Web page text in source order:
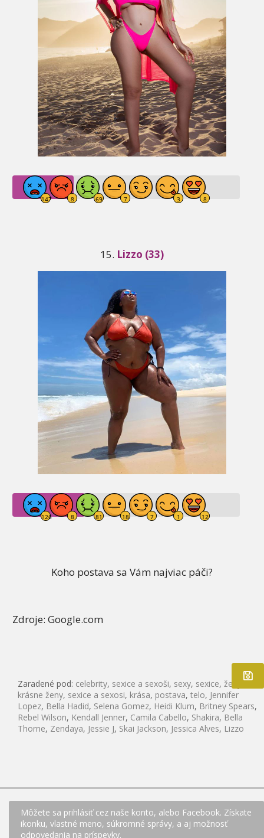
15. Lizzo (33)
Koho postava sa Vám najviac páči?
Zdroje: Google.com
Zaradené pod: celebrity, sexice a sexoši, sexy, sexice, ženy
,
krásne ženy, sexice a sexosi, krása, postava, telo, Jennifer
Lopez, Bella Hadid, Selena Gomez, Heidi Klum, Britney Spears,
Rebel Wilson, Kendall Jenner, Camila Cabello, Shakira, Bella
Thorne, Zendaya, Jessie J, Skai Jackson, Jessica Alves, Lizzo
Môžete sa prihlásiť cez naše konto, alebo Facebook. Získate
ikonku, vlastné meno, súkromné správy, a aj možnosť
odpovedania na príspevky.